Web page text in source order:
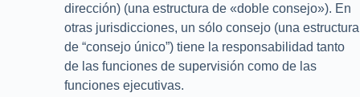
dirección) (una estructura de «doble consejo»). En
otras jurisdicciones, un sólo consejo (una estructura
de “consejo único”) tiene la responsabilidad tanto
de las funciones de supervisión como de las
funciones ejecutivas.